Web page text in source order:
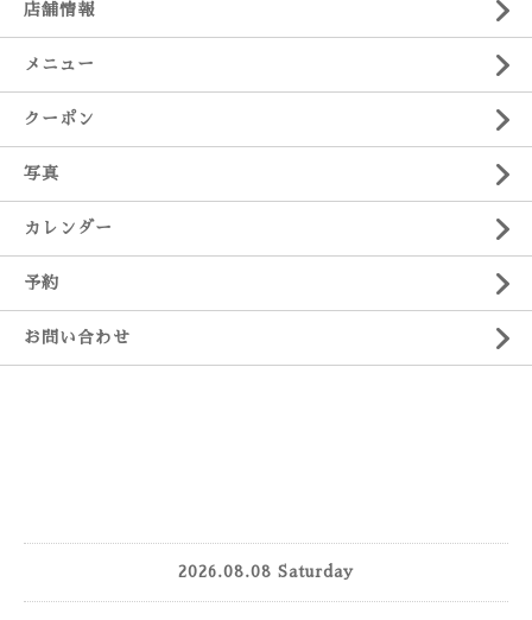
店舗情報
メニュー
クーポン
写真
カレンダー
予約
お問い合わせ
2026.08.08 Saturday